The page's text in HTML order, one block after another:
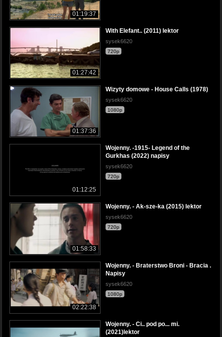
01:19:37
01:27:42
With Elefant.. (2011) lektor
sysek6620
720p
01:37:36
Wizyty domowe - House Calls (1978)
sysek6620
1080p
01:12:25
Wojenny. -1915- Legend of the
Gurkhas (2022) napisy
sysek6620
720p
01:58:33
Wojenny. - Ak-sze-ka (2015) lektor
sysek6620
720p
02:22:38
Wojenny. - Braterstwo Broni - Bracia .
Napisy
sysek6620
1080p
Wojenny. - Ci.. pod po... mi.
(2021)lektor